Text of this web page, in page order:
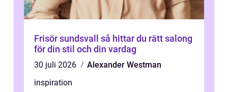
Frisör sundsvall så hittar du rätt salong
för din stil och din vardag
30 juli 2026
Alexander Westman
inspiration